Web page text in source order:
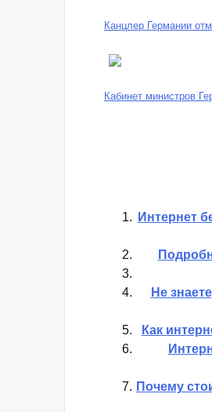
Канцлер Германии
Кабинет министров
Интернет
Не
Как
Почему